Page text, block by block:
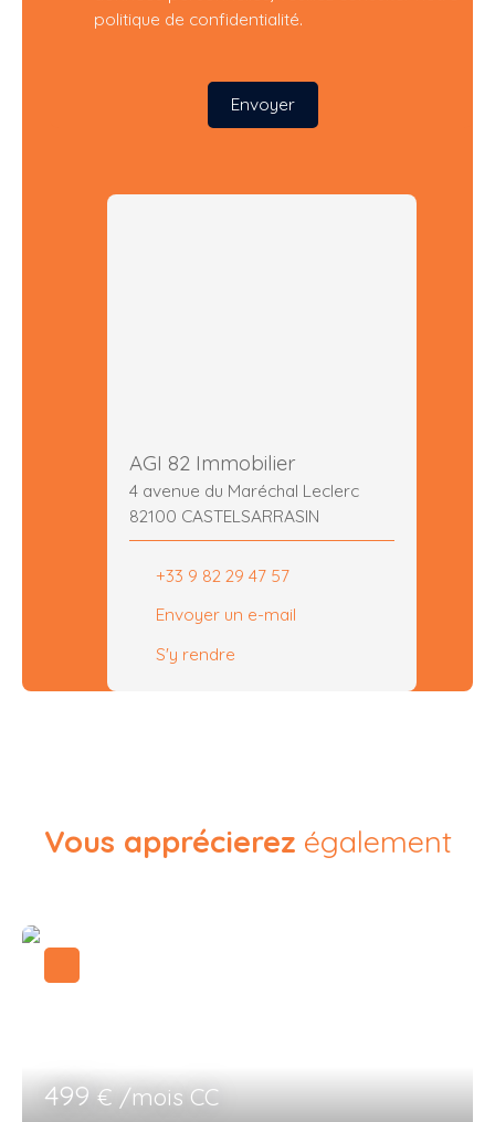
politique de confidentialité.
Envoyer
AGI 82 Immobilier
4 avenue du Maréchal Leclerc
82100 CASTELSARRASIN
+33 9 82 29 47 57
Envoyer un e-mail
S'y rendre
Vous apprécierez également
499€ /mois CC